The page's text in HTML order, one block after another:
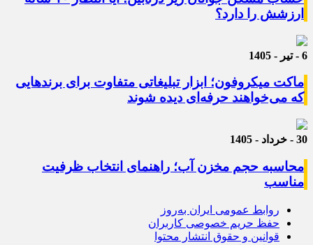
ارزشش را دارد؟
6 - تیر - 1405
ماکت میکروفون؛ ابزار تبلیغاتی متفاوت برای برندهایی
که می‌خواهند حرفه‌ای دیده شوند
30 - خرداد - 1405
محاسبه حجم مخزن آب؛ راهنمای انتخاب ظرفیت
مناسب
روابط عمومی ایران به‌روز
حفظ حریم خصوصی کاربران
قوانین و حقوق انتشار محتوا